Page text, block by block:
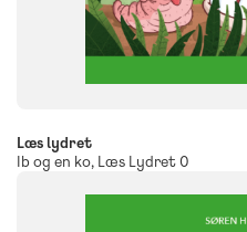
+
Læs lydret
Ib og en ko, Læs Lydret 0